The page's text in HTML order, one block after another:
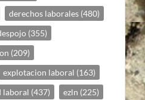
derechos laborales (480)
(355)
(209)
explotacion laboral (163)
laboral (437) ezln (225)